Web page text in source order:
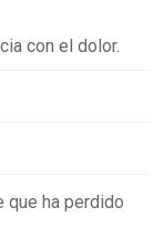
con el dolor.
que ha perdido